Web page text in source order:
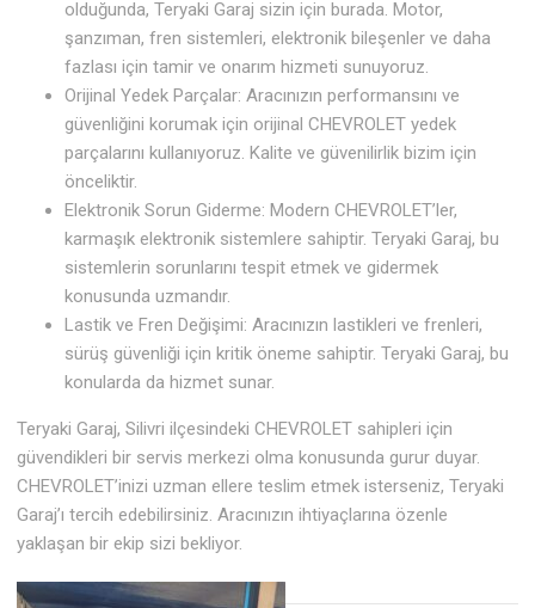
olduğunda, Teryaki Garaj sizin için burada. Motor,
şanzıman, fren sistemleri, elektronik bileşenler ve daha
fazlası için tamir ve onarım hizmeti sunuyoruz.
Orijinal Yedek Parçalar: Aracınızın performansını ve
güvenliğini korumak için orijinal CHEVROLET yedek
parçalarını kullanıyoruz. Kalite ve güvenilirlik bizim için
önceliktir.
Elektronik Sorun Giderme: Modern CHEVROLET’ler,
karmaşık elektronik sistemlere sahiptir. Teryaki Garaj, bu
sistemlerin sorunlarını tespit etmek ve gidermek
konusunda uzmandır.
Lastik ve Fren Değişimi: Aracınızın lastikleri ve frenleri,
sürüş güvenliği için kritik öneme sahiptir. Teryaki Garaj, bu
konularda da hizmet sunar.
Teryaki Garaj, Silivri ilçesindeki CHEVROLET sahipleri için
güvendikleri bir servis merkezi olma konusunda gurur duyar.
CHEVROLET’inizi uzman ellere teslim etmek isterseniz, Teryaki
Garaj’ı tercih edebilirsiniz. Aracınızın ihtiyaçlarına özenle
yaklaşan bir ekip sizi bekliyor.